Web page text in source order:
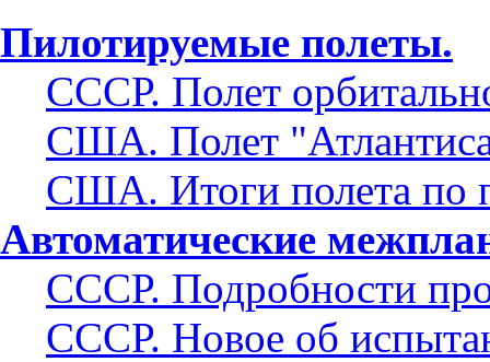
Пилотируемые полеты.
СССР. Полет
США. Полет
США. Итоги полета по
Автоматические
СССР. Подробности
СССР. Новое об